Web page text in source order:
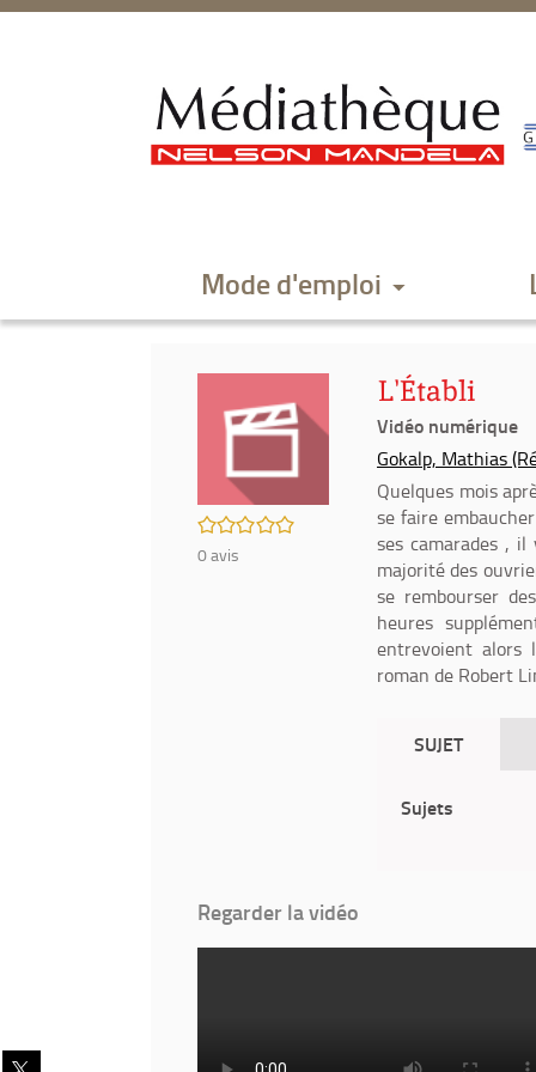
recherche
Mode d'emploi
Partager
/5
0avis
L'Établi
Vidéo numérique
Gokalp, Mathias
Quelques mois
se faire
ses camarades ,
majorité des
se rembourser
heures
entrevoient alors
roman de Robert
SUJET
Sujets
Regarder la vidéo